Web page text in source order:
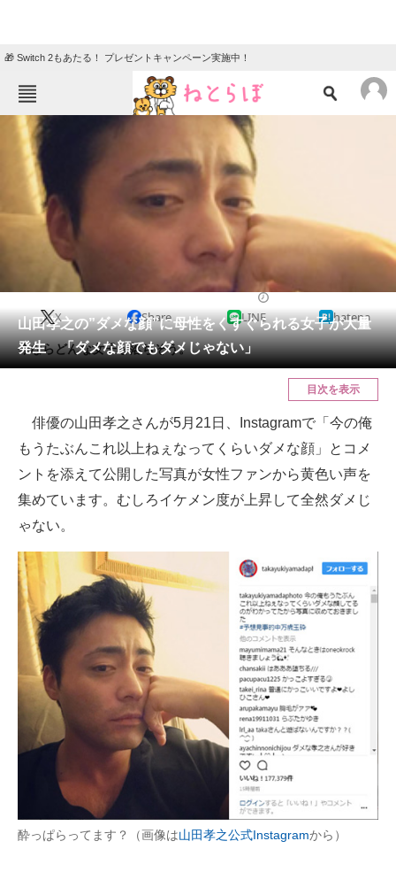
🎁 Switch 2もあたる！ プレゼントキャンペーン実施中！
ねとらぼメニュー
TOP ニュース
エンタメ クイズ
グルメ 地域
教育・育児
リサーチ
会員記事
メディア
ITの今と未来を見通す
スマホと通信の最新トレンド
進化するPCとデバイスの未来
ビジネスと働き方のヒント
AI活用のいまが分かる
企業ITのトレンドを詳説
経営リーダーのコミュニティ
マーケ×ITの今がよく分かる
ITエンジニア向け専門サイト
企業向けIT製品の総合サイト
山田孝之の”ダメな顔”に母性をくすぐられる女子が大量
発生 「ダメな顔でもダメじゃない」
X Share LINE hatena
今ならどんな女子も落ちそう。
目次を表示
俳優の山田孝之さんが5月21日、Instagramで「今の俺
もうたぶんこれ以上ねぇなってくらいダメな顔」とコメ
ントを添えて公開した写真が女性ファンから黄色い声を
集めています。むしろイケメン度が上昇して全然ダメじ
ゃない。
酔っぱらってます？（画像は山田孝之公式Instagramから）